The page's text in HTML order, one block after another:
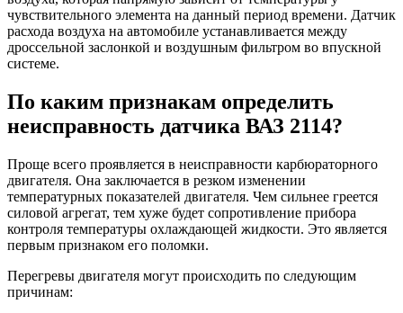
чувствительного элемента на данный период времени. Датчик
расхода воздуха на автомобиле устанавливается между
дроссельной заслонкой и воздушным фильтром во впускной
системе.
По каким признакам определить
неисправность датчика ВАЗ 2114?
Проще всего проявляется в неисправности карбюраторного
двигателя. Она заключается в резком изменении
температурных показателей двигателя. Чем сильнее греется
силовой агрегат, тем хуже будет сопротивление прибора
контроля температуры охлаждающей жидкости. Это является
первым признаком его поломки.
Перегревы двигателя могут происходить по следующим
причинам: